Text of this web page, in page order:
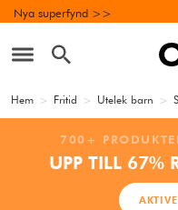
Nya superfynd >>
Hem > Fritid > Utelek barn >
700+
UPP TILL 67%